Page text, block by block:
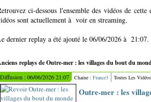
ci-dessous l'ensemble des vidéos de
sont actuellement à voir en streaming.
dernier replay a été ajouté le 06/06/2026 à 21:07.
replays de Outre-mer : les villages du bout du
Diffusion : 06/06/2026 21:07 Chaine : France3 Toutes Les
Outre-mer : les